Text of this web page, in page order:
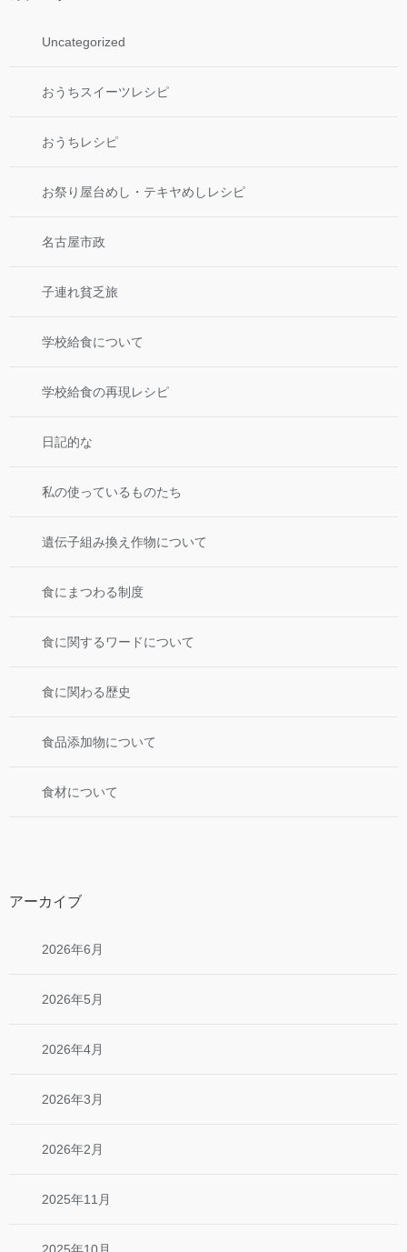
Uncategorized
おうちスイーツレシピ
おうちレシピ
お祭り屋台めし・テキヤめしレシピ
名古屋市政
子連れ貧乏旅
学校給食について
学校給食の再現レシピ
日記的な
私の使っているものたち
遺伝子組み換え作物について
食にまつわる制度
食に関するワードについて
食に関わる歴史
食品添加物について
食材について
アーカイブ
2026年6月
2026年5月
2026年4月
2026年3月
2026年2月
2025年11月
2025年10月